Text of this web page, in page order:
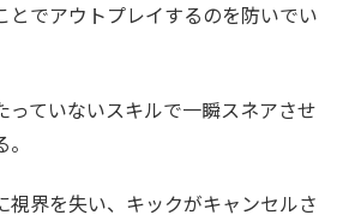
とでアウトプレイするのを防いでい
っていないスキルで一瞬スネアさせ
視界を失い、キックがキャンセルさ